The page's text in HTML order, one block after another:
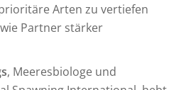
Arten zu vertiefen
Partner stärker
, Meeresbiologe und